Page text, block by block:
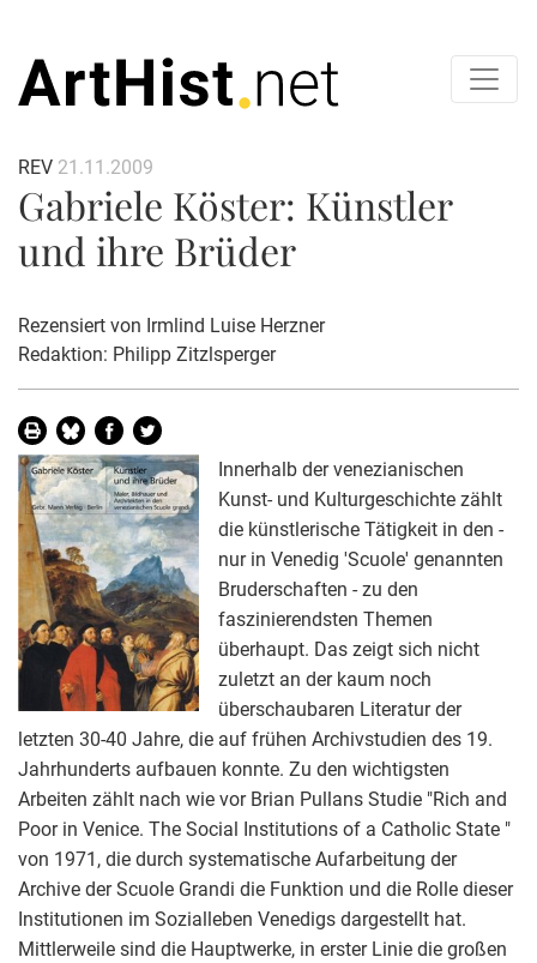
REV 21.11.2009
Gabriele Köster: Künstler
und ihre Brüder
Rezensiert von Irmlind Luise Herzner
Redaktion: Philipp Zitzlsperger
Innerhalb der venezianischen
Kunst- und Kulturgeschichte zählt
die künstlerische Tätigkeit in den -
nur in Venedig 'Scuole' genannten
Bruderschaften - zu den
faszinierendsten Themen
überhaupt. Das zeigt sich nicht
zuletzt an der kaum noch
überschaubaren Literatur der
letzten 30-40 Jahre, die auf frühen Archivstudien des 19.
Jahrhunderts aufbauen konnte. Zu den wichtigsten
Arbeiten zählt nach wie vor Brian Pullans Studie "Rich and
Poor in Venice. The Social Institutions of a Catholic State "
von 1971, die durch systematische Aufarbeitung der
Archive der Scuole Grandi die Funktion und die Rolle dieser
Institutionen im Sozialleben Venedigs dargestellt hat.
Mittlerweile sind die Hauptwerke, in erster Linie die großen